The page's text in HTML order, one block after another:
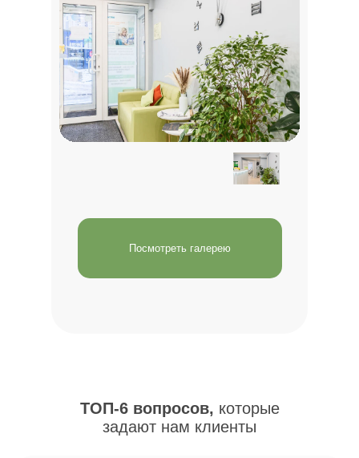
Посмотреть галерею
ТОП-6 вопросов, которые
задают нам клиенты